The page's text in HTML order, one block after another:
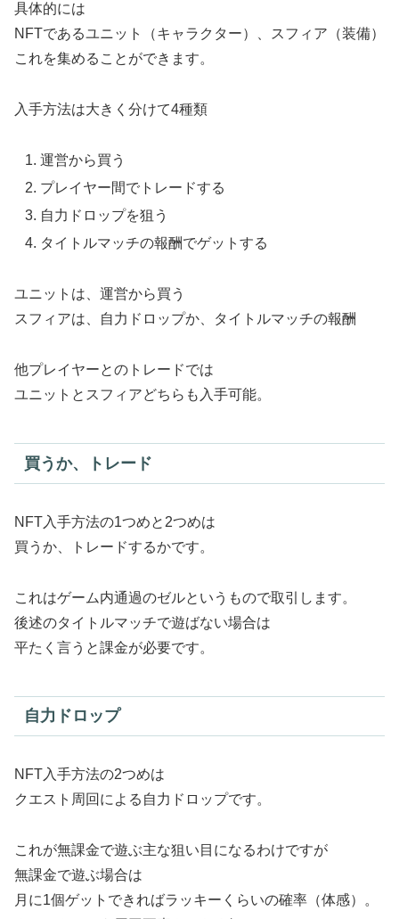
具体的には
NFTであるユニット（キャラクター）、スフィア（装備）
これを集めることができます。
入手方法は大きく分けて4種類
運営から買う
プレイヤー間でトレードする
自力ドロップを狙う
タイトルマッチの報酬でゲットする
ユニットは、運営から買う
スフィアは、自力ドロップか、タイトルマッチの報酬
他プレイヤーとのトレードでは
ユニットとスフィアどちらも入手可能。
買うか、トレード
NFT入手方法の1つめと2つめは
買うか、トレードするかです。
これはゲーム内通過のゼルというもので取引します。
後述のタイトルマッチで遊ばない場合は
平たく言うと課金が必要です。
自力ドロップ
NFT入手方法の2つめは
クエスト周回による自力ドロップです。
これが無課金で遊ぶ主な狙い目になるわけですが
無課金で遊ぶ場合は
月に1個ゲットできればラッキーくらいの確率（体感）。